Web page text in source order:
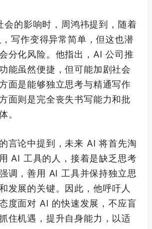
会的影响时，周鸿祎提到，随着
写作变得异常简单，但这也潜
分化风险。他指出，AI 公司推
能虽然便捷，但可能加剧社会
面是能够独立思考与精通写作
面则是完全丧失书写能力和批
。
言论中提到，未来 AI 将首先淘
AI 工具的人，接着是缺乏思考
调，善用 AI 工具并保持独立思
发展的关键。因此，他呼吁人
度面对 AI 的快速发展，不应盲
住机遇，提升自身能力，以适